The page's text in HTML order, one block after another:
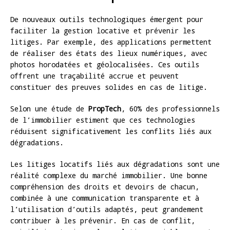
De nouveaux outils technologiques émergent pour
faciliter la gestion locative et prévenir les
litiges. Par exemple, des applications permettent
de réaliser des états des lieux numériques, avec
photos horodatées et géolocalisées. Ces outils
offrent une traçabilité accrue et peuvent
constituer des preuves solides en cas de litige.
Selon une étude de PropTech, 60% des professionnels
de l’immobilier estiment que ces technologies
réduisent significativement les conflits liés aux
dégradations.
Les litiges locatifs liés aux dégradations sont une
réalité complexe du marché immobilier. Une bonne
compréhension des droits et devoirs de chacun,
combinée à une communication transparente et à
l’utilisation d’outils adaptés, peut grandement
contribuer à les prévenir. En cas de conflit,